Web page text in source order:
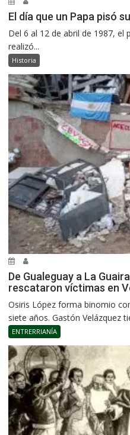
El día que un Papa pisó
Del 6 al 12 de abril de 1987, el
realizó...
Historia
De Gualeguay a La
rescataron víctimas en
Osiris López forma binomio
siete años. Gastón Velázquez
ENTRERRIANÍA